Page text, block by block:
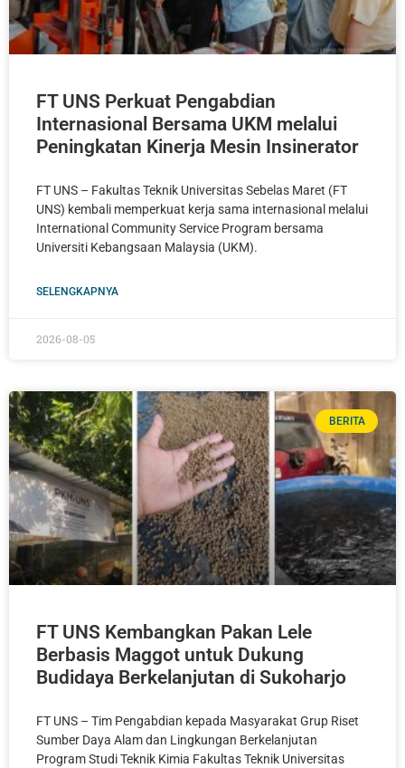
FT UNS Perkuat Pengabdian
Internasional Bersama UKM melalui
Peningkatan Kinerja Mesin Insinerator
FT UNS – Fakultas Teknik Universitas Sebelas Maret (FT
UNS) kembali memperkuat kerja sama internasional melalui
International Community Service Program bersama
Universiti Kebangsaan Malaysia (UKM).
SELENGKAPNYA
2026-08-05
BERITA
FT UNS Kembangkan Pakan Lele
Berbasis Maggot untuk Dukung
Budidaya Berkelanjutan di Sukoharjo
FT UNS – Tim Pengabdian kepada Masyarakat Grup Riset
Sumber Daya Alam dan Lingkungan Berkelanjutan
Program Studi Teknik Kimia Fakultas Teknik Universitas